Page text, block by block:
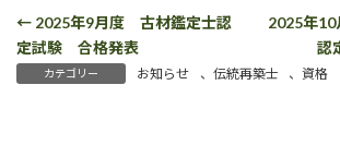
← 2025年9月度 古材鑑定士認
定試験 合格発表
2025年
認
カテゴリー お知らせ 、 伝統再築士 、資格